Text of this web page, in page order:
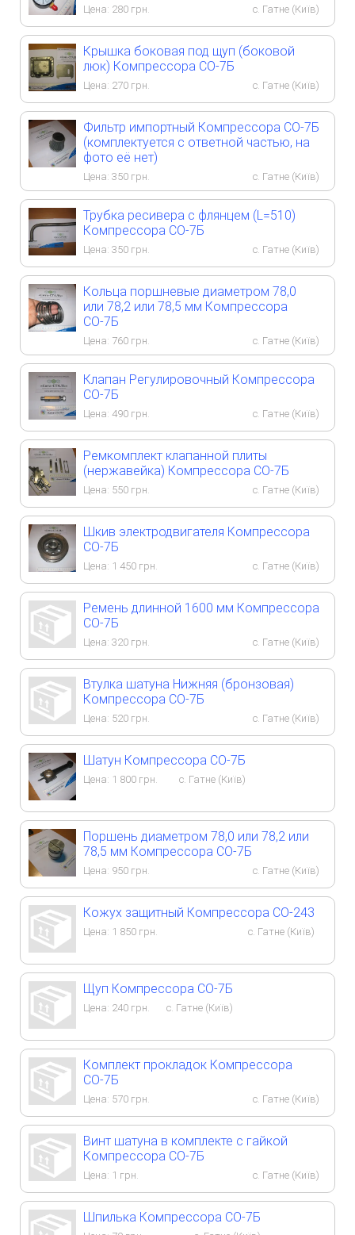
Цена: 280 грн. с. Гатне (Київ)
Крышка боковая под щуп (боковой
люк) Компрессора СО-7Б
Цена: 270 грн. с. Гатне (Київ)
Фильтр импортный Компрессора СО-7Б
(комплектуется с ответной частью, на
фото её нет)
Цена: 350 грн. с. Гатне (Київ)
Трубка ресивера с флянцем (L=510)
Компрессора СО-7Б
Цена: 350 грн. с. Гатне (Київ)
Кольца поршневые диаметром 78,0
или 78,2 или 78,5 мм Компрессора
СО-7Б
Цена: 760 грн. с. Гатне (Київ)
Клапан Регулировочный Компрессора
СО-7Б
Цена: 490 грн. с. Гатне (Київ)
Ремкомплект клапанной плиты
(нержавейка) Компрессора СО-7Б
Цена: 550 грн. с. Гатне (Київ)
Шкив электродвигателя Компрессора
СО-7Б
Цена: 1 450 грн. с. Гатне (Київ)
Ремень длинной 1600 мм Компрессора
СО-7Б
Цена: 320 грн. с. Гатне (Київ)
Втулка шатуна Нижняя (бронзовая)
Компрессора СО-7Б
Цена: 520 грн. с. Гатне (Київ)
Шатун Компрессора СО-7Б
Цена: 1 800 грн. с. Гатне (Київ)
Поршень диаметром 78,0 или 78,2 или
78,5 мм Компрессора СО-7Б
Цена: 950 грн. с. Гатне (Київ)
Кожух защитный Компрессора СО-243
Цена: 1 850 грн. с. Гатне (Київ)
Щуп Компрессора СО-7Б
Цена: 240 грн. с. Гатне (Київ)
Комплект прокладок Компрессора
СО-7Б
Цена: 570 грн. с. Гатне (Київ)
Винт шатуна в комплекте с гайкой
Компрессора СО-7Б
Цена: 1 грн. с. Гатне (Київ)
Шпилька Компрессора СО-7Б